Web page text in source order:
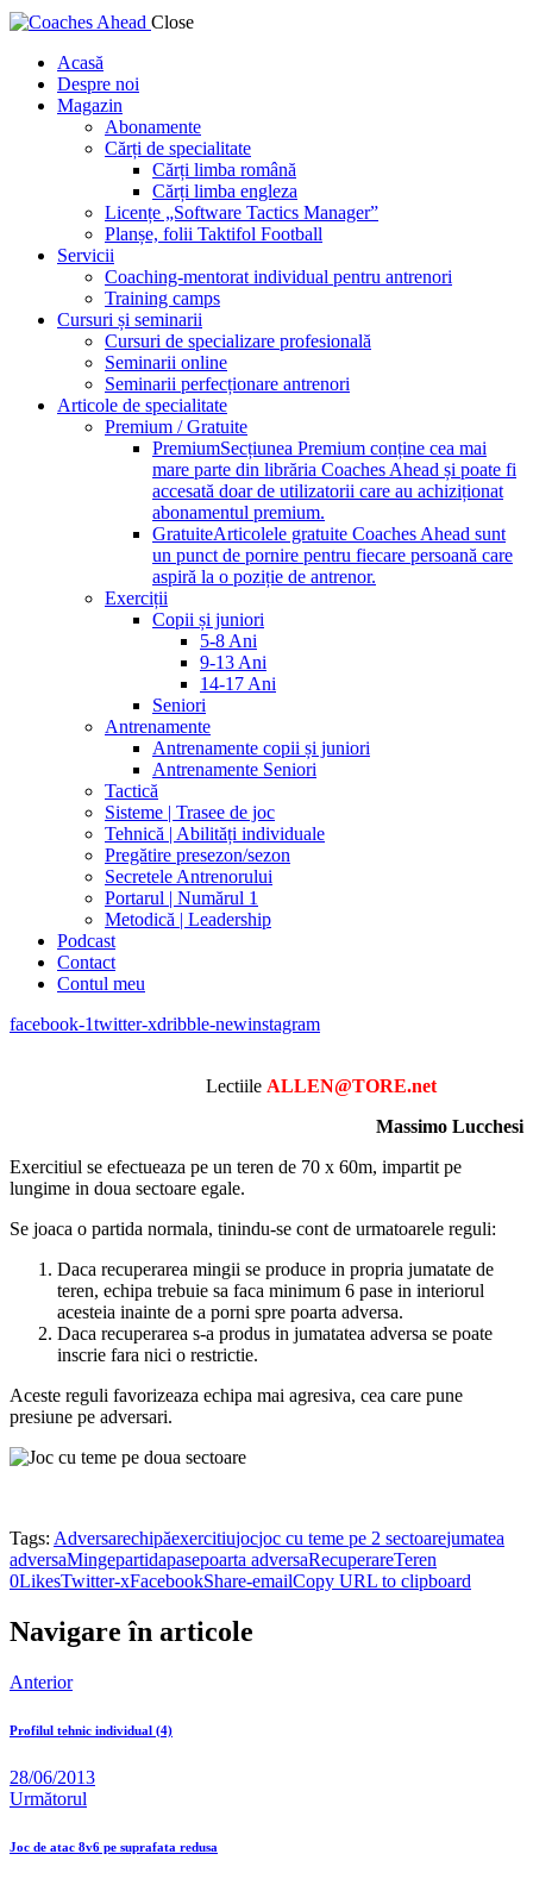
Close
Acasă
Despre noi
Magazin
Abonamente
Cărți de specialitate
Cărți limba română
Cărți limba engleza
Licențe „Software Tactics Manager”
Planșe, folii Taktifol Football
Servicii
Coaching-mentorat individual pentru antrenori
Training camps
Cursuri și seminarii
Cursuri de specializare profesională
Seminarii online
Seminarii perfecționare antrenori
Articole de specialitate
Premium / Gratuite
PremiumSecțiunea Premium conține cea mai
mare parte din librăria Coaches Ahead și poate fi
accesată doar de utilizatorii care au achiziționat
abonamentul premium.
GratuiteArticolele gratuite Coaches Ahead sunt
un punct de pornire pentru fiecare persoană care
aspiră la o poziție de antrenor.
Exerciții
Copii și juniori
5-8 Ani
9-13 Ani
14-17 Ani
Seniori
Antrenamente
Antrenamente copii și juniori
Antrenamente Seniori
Tactică
Sisteme | Trasee de joc
Tehnică | Abilități individuale
Pregătire presezon/sezon
Secretele Antrenorului
Portarul | Numărul 1
Metodică | Leadership
Podcast
Contact
Contul meu
facebook-1twitter-xdribble-newinstagram
Lectiile ALLEN@TORE.net
Massimo Lucchesi
Exercitiul se efectueaza pe un teren de 70 x 60m, impartit pe
lungime in doua sectoare egale.
Se joaca o partida normala, tinindu-se cont de urmatoarele reguli:
Daca recuperarea mingii se produce in propria jumatate de
teren, echipa trebuie sa faca minimum 6 pase in interiorul
acesteia inainte de a porni spre poarta adversa.
Daca recuperarea s-a produs in jumatatea adversa se poate
inscrie fara nici o restrictie.
Aceste reguli favorizeaza echipa mai agresiva, cea care pune
presiune pe adversari.
Tags: Adversarechipăexercitiujocjoc cu teme pe 2 sectoarejumatea
adversaMingepartidapasepoarta adversaRecuperareTeren
0LikesTwitter-xFacebookShare-emailCopy URL to clipboard
Navigare în articole
Anterior
Profilul tehnic individual (4)
28/06/2013
Următorul
Joc de atac 8v6 pe suprafata redusa